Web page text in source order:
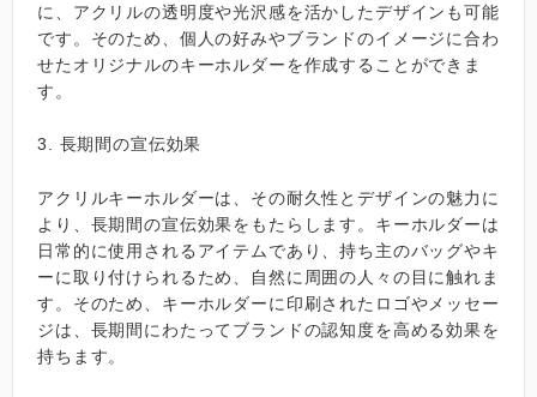
に、アクリルの透明度や光沢感を活かしたデザインも可能
です。そのため、個人の好みやブランドのイメージに合わ
せたオリジナルのキーホルダーを作成することができま
す。
3. 長期間の宣伝効果
アクリルキーホルダーは、その耐久性とデザインの魅力に
より、長期間の宣伝効果をもたらします。キーホルダーは
日常的に使用されるアイテムであり、持ち主のバッグやキ
ーに取り付けられるため、自然に周囲の人々の目に触れま
す。そのため、キーホルダーに印刷されたロゴやメッセー
ジは、長期間にわたってブランドの認知度を高める効果を
持ちます。